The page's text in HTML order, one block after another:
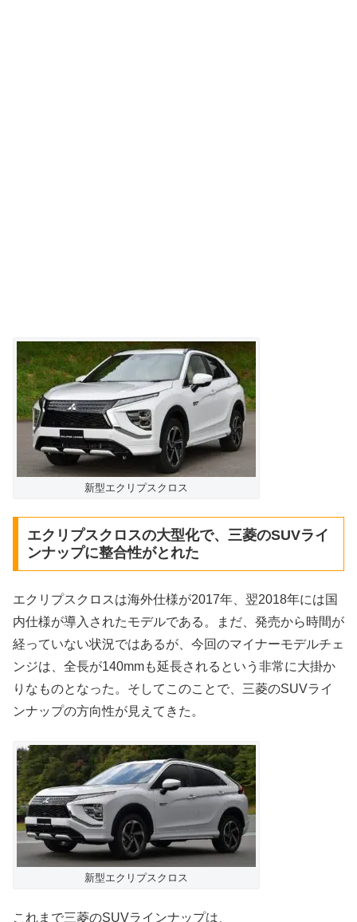
新型エクリプスクロス
エクリプスクロスの大型化で、三菱のSUVライ
ンナップに整合性がとれた
エクリプスクロスは海外仕様が2017年、翌2018年には国
内仕様が導入されたモデルである。まだ、発売から時間が
経っていない状況ではあるが、今回のマイナーモデルチェ
ンジは、全長が140mmも延長されるという非常に大掛か
りなものとなった。そしてこのことで、三菱のSUVライ
ンナップの方向性が見えてきた。
新型エクリプスクロス
これまで三菱のSUVラインナップは、